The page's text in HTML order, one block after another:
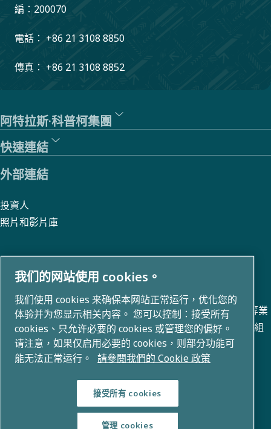
編：200070
電話： +86 21 3108 8850
傳真： +86 21 3108 8852
阿特拉斯·科普柯集團
快速連結
外部連結
投資人
照片和影片庫
關於我們
阿特拉斯 · 科普柯集團在空氣壓縮、真空、工業和電力技術等業
務領域開發創新解決方案。我們擁有 80+ 個品牌的全球產品組
合，能夠實現改變未來的技術。
我们的网站使用 cookies。
我们使用 cookies 来确保本网站正常运行，优化您的
体验并为您显示相关内容。 您可以控制：接受所有
cookies、只允许必要的 cookies 或管理您的偏好。
请注意，如果仅启用必要的 cookies，则部分功能可
能无法正常运行。
請參閱我們的 Cookie 政策
接受所有 cookies
管理 cookies